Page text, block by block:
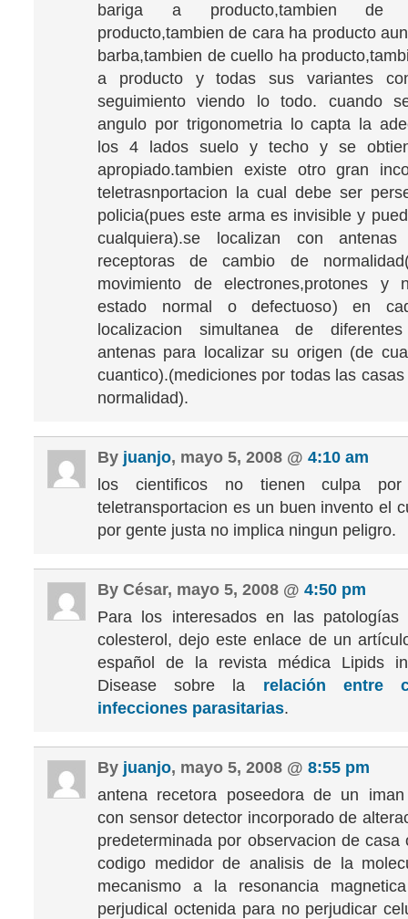
bariga a producto,tambien de
producto,tambien de cara ha producto
barba,tambien de cuello ha
a producto y todas sus variantes
seguimiento viendo lo todo. cuando
angulo por trigonometria lo capta la
los 4 lados suelo y techo y se
apropiado.tambien existe otro gran
teletrasnportacion la cual debe ser
policia(pues este arma es invisible y
cualquiera).se localizan con
receptoras de cambio de
movimiento de electrones,protones y
estado normal o defectuoso) en
localizacion simultanea de
antenas para localizar su origen (de
cuantico).(mediciones por todas las
normalidad).
By juanjo, mayo 5, 2008 @ 4:10 am
los cientificos no tienen culpa
teletransportacion es un buen invento el
por gente justa no implica ningun peligro.
By César, mayo 5, 2008 @ 4:50 pm
Para los interesados en las patologías
colesterol, dejo este enlace de un
español de la revista médica Lipids
Disease sobre la relación entre
infecciones parasitarias.
By juanjo, mayo 5, 2008 @ 8:55 pm
antena recetora poseedora de un iman
con sensor detector incorporado de
predeterminada por observacion de casa
codigo medidor de analisis de la
mecanismo a la resonancia
perjudical octenida para no perjudicar